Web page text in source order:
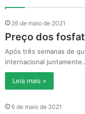
26 de maio de 2021
Preço dos
Após três semanas de
internacional
Leia mais »
6 de maio de 2021